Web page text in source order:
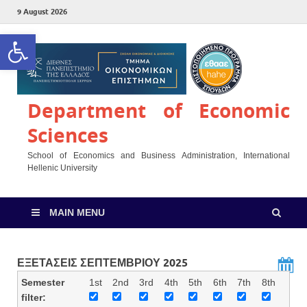
Open toolbar
9 August 2026
Department of Economic
Sciences
School of Economics and Business Administration, International
Hellenic University
MAIN MENU
ΕΞΕΤΑΣΕΙΣ ΣΕΠΤΕΜΒΡΙΟΥ 2025
Semester
filter:
1st 2nd 3rd 4th 5th 6th 7th 8th